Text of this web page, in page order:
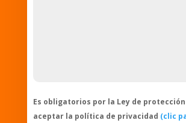
Es obligatorios por la Ley de
aceptar la política de privacidad (clic